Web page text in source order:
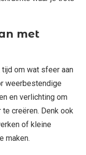
met
om wat sfeer aan
weerbestendige
en verlichting om
creëren. Denk ook
of kleine
maken.